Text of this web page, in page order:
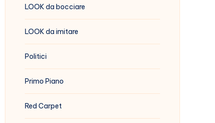
LOOK da bocciare
LOOK da imitare
Politici
Primo Piano
Red Carpet